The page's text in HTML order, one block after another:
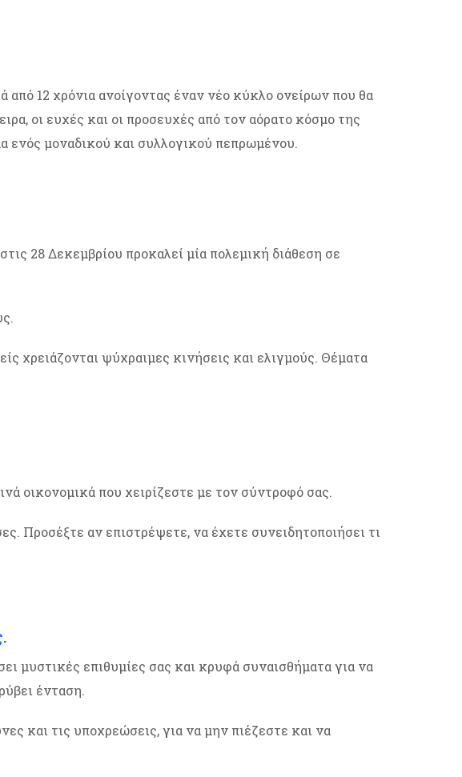
από 12 χρόνια ανοίγοντας έναν νέο κύκλο ονείρων που θα
οι ευχές και οι προσευχές από τον αόρατο κόσμο της
ενός μοναδικού και συλλογικού πεπρωμένου.
28 Δεκεμβρίου προκαλεί μία πολεμική διάθεση σε
χρειάζονται ψύχραιμες κινήσεις και ελιγμούς. Θέματα
οικονομικά που χειρίζεστε με τον σύντροφό σας.
Προσέξτε αν επιστρέψετε, να έχετε συνειδητοποιήσει τι
μυστικές επιθυμίες σας και κρυφά συναισθήματα για να
ένταση.
και τις υποχρεώσεις, για να μην πιέζεστε και να